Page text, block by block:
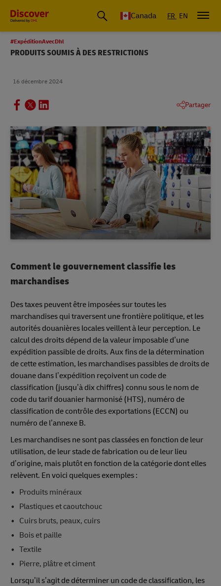
Canada FR EN
#ExpéditionAvecDhl
PRODUITS SOUMIS À DES RESTRICTIONS
16 décembre 2024
Partager
Comment le gouvernement classifie les
marchandises
Des taxes peuvent être imposées sur toutes les
marchandises qui traversent une frontière politique, et les
autorités douanières locales veillent à leur perception. Le
calcul des droits dépend de la valeur imposable d’une
expédition passible de droits. Aux fins de la détermination
de cette estimation, les marchandises passibles de droits de
douane dans l’expédition reçoivent un code de
classification (jusqu’à dix chiffres) connu sous le nom de
code du tarif douanier harmonisé (HTS), numéro de
classification de contrôle des exportations (ECCN) ou
numéro de l’annexe B.
Les marchandises ne sont pas classées en fonction de leur
utilisation, de leur stade de fabrication ou de leur lieu
d’origine, mais plutôt en fonction de la catégorie dont elles
relèvent. En voici quelques exemples :
Produits minéraux
Plastiques et caoutchouc
Cuirs bruts, peaux, cuirs
Bois et paille
Textile
Pierre, plâtre et ciment
Lorsqu’il s’agit de déterminer un code de classification, les